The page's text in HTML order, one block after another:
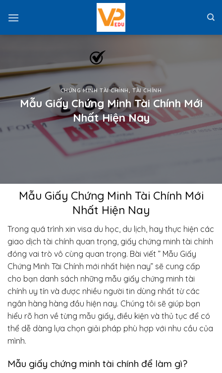
CHỨNG MINH TÀI CHÍNH,TÀI CHÍNH
Mẫu Giấy Chứng Minh Tài Chính Mới
Nhất Hiện Nay
Mẫu Giấy Chứng Minh Tài Chính Mới
Nhất Hiện Nay
Trong quá trình xin visa du học, du lịch, hay thực hiện các
giao dịch tài chính quan trọng, giấy chứng minh tài chính
đóng vai trò vô cùng quan trọng. Bài viết ” Mẫu Giấy
Chứng Minh Tài Chính mới nhất hiện nay” sẽ cung cấp
cho bạn danh sách những mẫu giấy chứng minh tài
chính uy tín và được nhiều người tin dùng nhất từ các
ngân hàng hàng đầu hiện nay. Chúng tôi sẽ giúp bạn
hiểu rõ hơn về từng mẫu giấy, điều kiện và thủ tục để có
thể dễ dàng lựa chọn giải pháp phù hợp với nhu cầu của
mình.
Mẫu giấy chứng minh tài chính để làm gì?